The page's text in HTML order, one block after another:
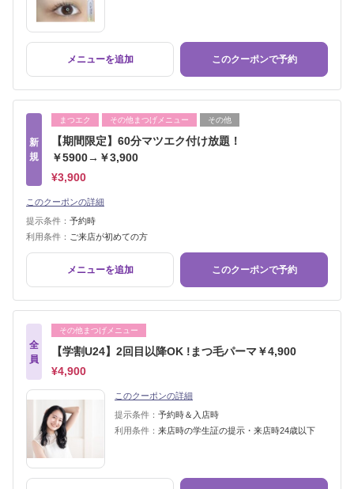
メニューを追加 このクーポンで予約
新
規
まつエク その他まつげメニュー その他
【期間限定】60分マツエク付け放題！
￥5900→￥3,900
¥3,900
このクーポンの詳細
提示条件： 予約時
利用条件： ご来店が初めての方
メニューを追加 このクーポンで予約
全
員
その他まつげメニュー
【学割U24】2回目以降OK !まつ毛パーマ￥4,900
¥4,900
このクーポンの詳細
提示条件： 予約時＆入店時
利用条件： 来店時の学生証の提示・来店時24歳以下